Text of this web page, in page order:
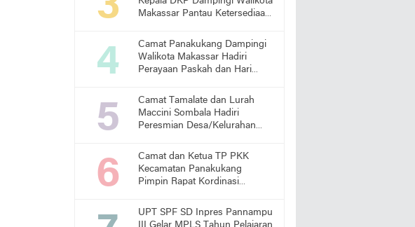
Makassar Pantau Ketersediaan
Camat Panakukang Dampingi
Walikota Makassar Hadiri
Perayaan Paskah dan Hari
Camat Tamalate dan Lurah
Maccini Sombala Hadiri
Peresmian Desa/Kelurahan
Camat dan Ketua TP PKK
Kecamatan Panakukang
Pimpin Rapat Kordinasi
Stunting
UPT SPF SD Inpres Pannampu